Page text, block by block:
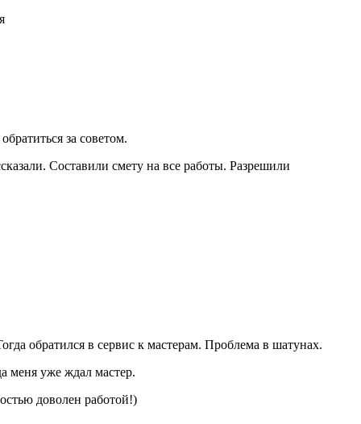
за советом.
Составили смету на все работы. Разрешили
обратился в сервис к мастерам. Проблема в шатунах.
меня уже ждал мастер.
доволен работой!)